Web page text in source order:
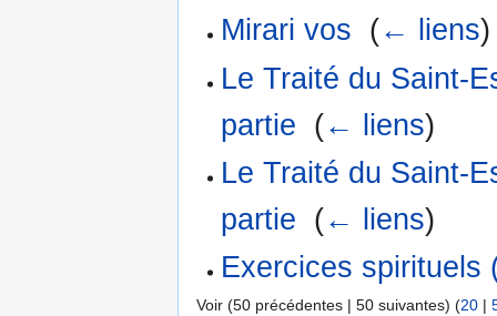
Mirari vos (← liens)
Le Traité du Saint-
partie (← liens)
Le Traité du Saint-
partie (← liens)
Exercices spirituels
Voir (50 précédentes | 50 suivantes) (20 |